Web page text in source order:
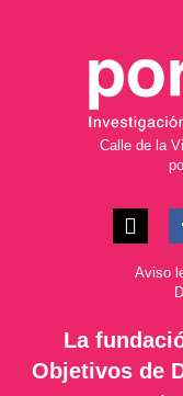
Calle de la
Aviso
La
Objetivos de